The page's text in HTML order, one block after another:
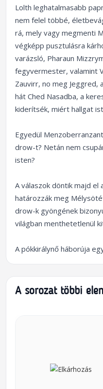
Lolth leghatalmasabb
nem felel többé,
rá, mely vagy megmenti
végképp pusztulásra
varázsló, Pharaun
fegyvermester, valamint
Zauvirr, no meg Jeggred,
hát Ched Nasadba, a
kiderítsék, miért hallgat
Egyedül
drow-t? Netán nem
isten?
A válaszok döntik majd
határozzák meg
drow-k gyöngének
világban menthetetlenül
A pókkirálynő háborúja
A sorozat többi